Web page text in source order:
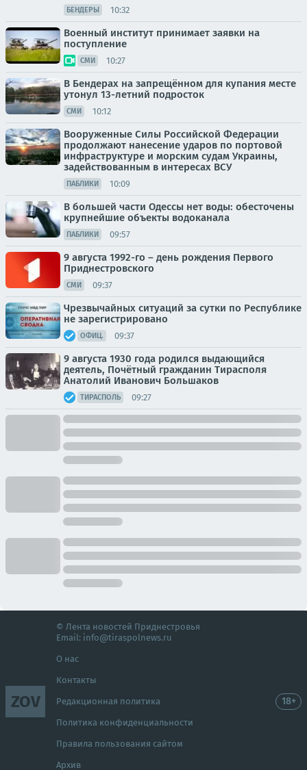
БЕНДЕРЫ 10:32
Военный институт принимает заявки на
поступление
СМИ 10:27
В Бендерах на запрещённом для купания месте
утонул 13-летний подросток
СМИ 10:12
Вооруженные Силы Российской Федерации
продолжают нанесение ударов по портовой
инфраструктуре и морским судам Украины,
задействованным в интересах ВСУ
ПАБЛИКИ 10:09
В большей части Одессы нет воды: обесточены
крупнейшие объекты водоканала
ПАБЛИКИ 09:57
9 августа 1992-го – день рождения Первого
Приднестровского
СМИ 09:37
Чрезвычайных ситуаций за сутки по Республике
не зарегистрировано
ОФИЦ. 09:37
9 августа 1930 года родился выдающийся
деятель, Почётный гражданин Тирасполя
Анатолий Иванович Большаков
ТИРАСПОЛЬ 09:27
ZOV
© Лента новостей Приднестровья
Email: info@tiraspolnews.ru
О нас
Контакты
Редакционная политика
Политика конфиденциальности
Правила пользования сайтом
Архив
18+